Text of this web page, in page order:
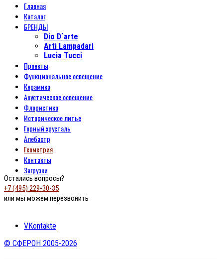
Главная
Каталог
БРЕНДЫ
Dio D`arte
Arti Lampadari
Lucia Tucci
Проекты
Функциональное освещение
Керамика
Акустическое освещение
Флористика
Историческое литье
Горный хрусталь
Алебастр
Геометрия
Контакты
Загрузки
Остались вопросы?
+7 (495) 229-30-35
или мы можем перезвонить
VKontakte
© СФЕРОН 2005-2026